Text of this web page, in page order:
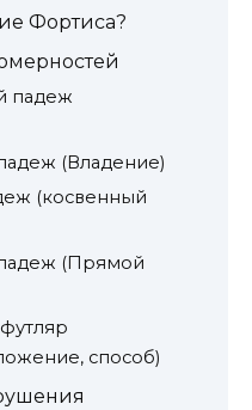
Фортиса?
падеж
(Владение)
(косвенный
(Прямой
способ)